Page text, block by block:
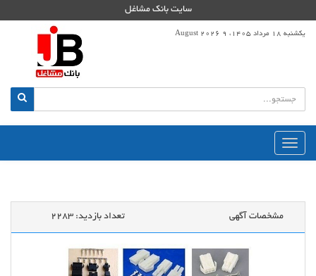
سایت بانک مشاغل
یکشنبه 18 مرداد 1405، 9 August 2026
منوی
اصلی
مشخصات آگهی تعداد بازدید: 2283